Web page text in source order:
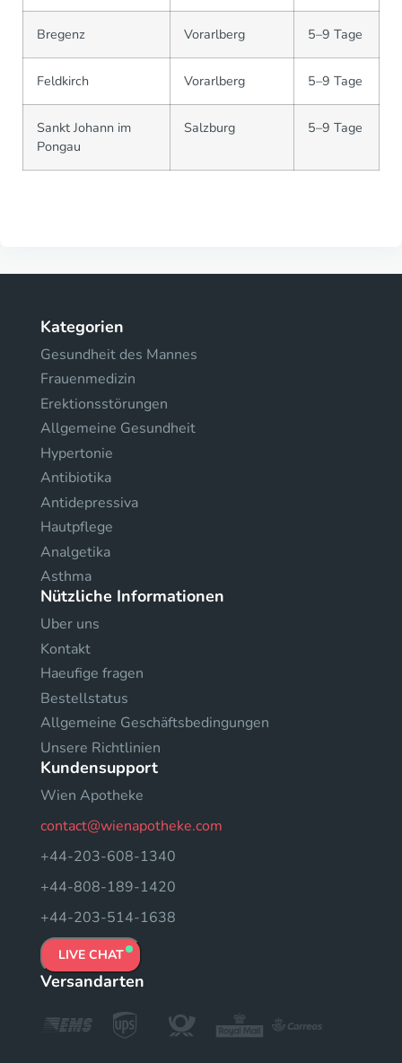
Bregenz Vorarlberg 5–9 Tage
Feldkirch Vorarlberg 5–9 Tage
Sankt Johann im
Pongau
Salzburg 5–9 Tage
Kategorien
Gesundheit des Mannes
Frauenmedizin
Erektionsstörungen
Allgemeine Gesundheit
Hypertonie
Antibiotika
Antidepressiva
Hautpflege
Analgetika
Asthma
Nützliche Informationen
Uber uns
Kontakt
Haeufige fragen
Bestellstatus
Allgemeine Geschäftsbedingungen
Unsere Richtlinien
Kundensupport
Wien Apotheke
contact@wienapotheke.com
+44-203-608-1340
+44-808-189-1420
+44-203-514-1638
LIVE CHAT
Versandarten